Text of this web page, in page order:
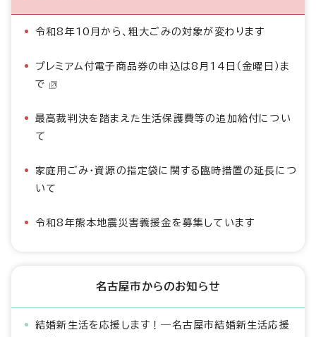
令和8年10月から、粗大ごみの対象が変わります
プレミアム付電子商品券の申込は8月14日（金曜日）ま
で
最高裁判決を踏まえた生活保護費等の追加給付につい
て
家庭用ごみ・資源の指定袋に関する臨時措置の延長につ
いて
令和8年熊本地震災害義援金を募集しています
名古屋市からのお知らせ
結婚新生活を応援します！―名古屋市結婚新生活応援